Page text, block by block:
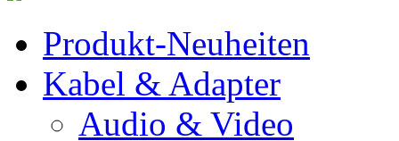
Produkt-Neuheiten
Kabel & Adapter
Audio & Video